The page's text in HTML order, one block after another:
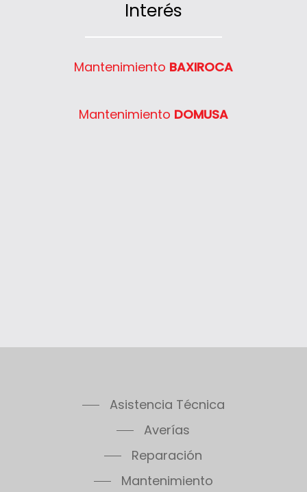
Interés
Mantenimiento BAXIROCA
Mantenimiento DOMUSA
Asistencia Técnica
Averías
Reparación
Mantenimiento